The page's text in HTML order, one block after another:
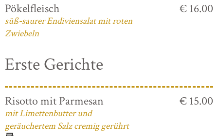
Pökelfleisch
süß-saurer Endiviensalat mit roten
Zwiebeln
€ 16.00
Erste Gerichte
Risotto mit Parmesan
mit Limettenbutter und
geräuchertem Salz cremig gerührt
€ 15.00